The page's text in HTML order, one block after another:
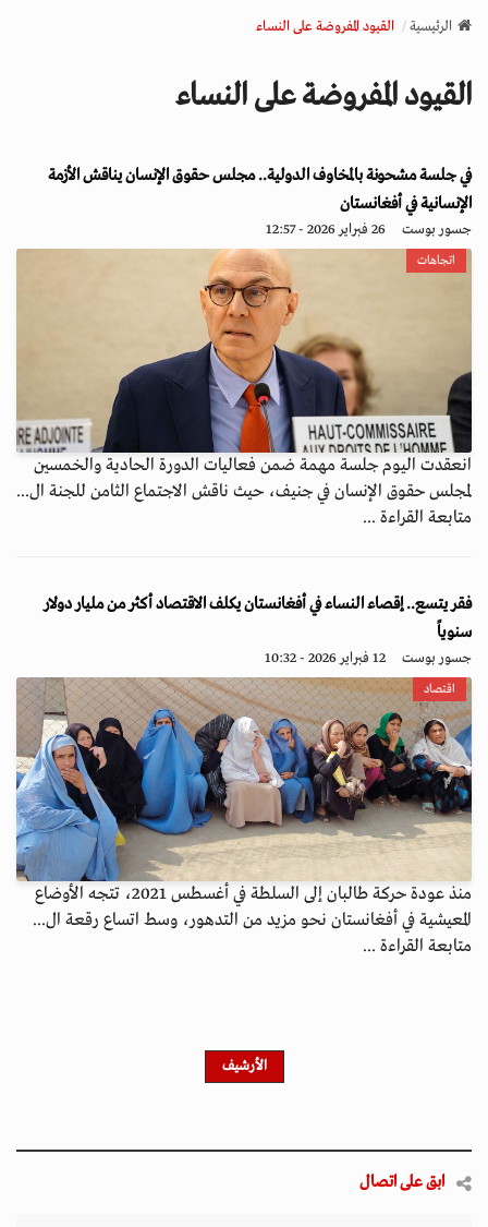
v
a
o
n
الرئيسية القيود المفروضة على النساء
القيود المفروضة على النساء
في جلسة مشحونة بالمخاوف الدولية.. مجلس حقوق الإنسان يناقش الأزمة
الإنسانية في أفغانستان
جسور بوست 26 فبراير 2026 - 12:57
اتجاهات
انعقدت اليوم جلسة مهمة ضمن فعاليات الدورة الحادية والخمسين
لمجلس حقوق الإنسان في جنيف، حيث ناقش الاجتماع الثامن للجنة ال...
متابعة القراءة ...
فقر يتسع.. إقصاء النساء في أفغانستان يكلف الاقتصاد أكثر من مليار دولار
سنوياً
جسور بوست 12 فبراير 2026 - 10:32
اقتصاد
منذ عودة حركة طالبان إلى السلطة في أغسطس 2021، تتجه الأوضاع
المعيشية في أفغانستان نحو مزيد من التدهور، وسط اتساع رقعة ال...
متابعة القراءة ...
الأرشيف
ابق على اتصال